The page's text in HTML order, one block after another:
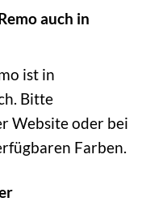
auch in
ist in
Bitte
Website oder bei
Farben.